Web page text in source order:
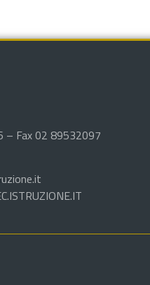
– Fax 02 89532097